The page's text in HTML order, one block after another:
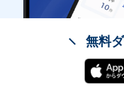
無料